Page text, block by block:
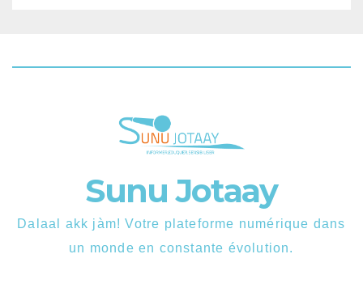
Sunu Jotaay
Dalaal akk jàm! Votre plateforme numérique dans
un monde en constante évolution.